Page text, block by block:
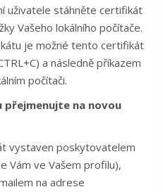
uživatele stáhněte certifikát
Vašeho lokálního počítače.
je možné tento certifikát
a následně příkazem
počítači.
přejmenujte na novou
vystaven poskytovatelem
Vám ve Vašem profilu),
na adrese